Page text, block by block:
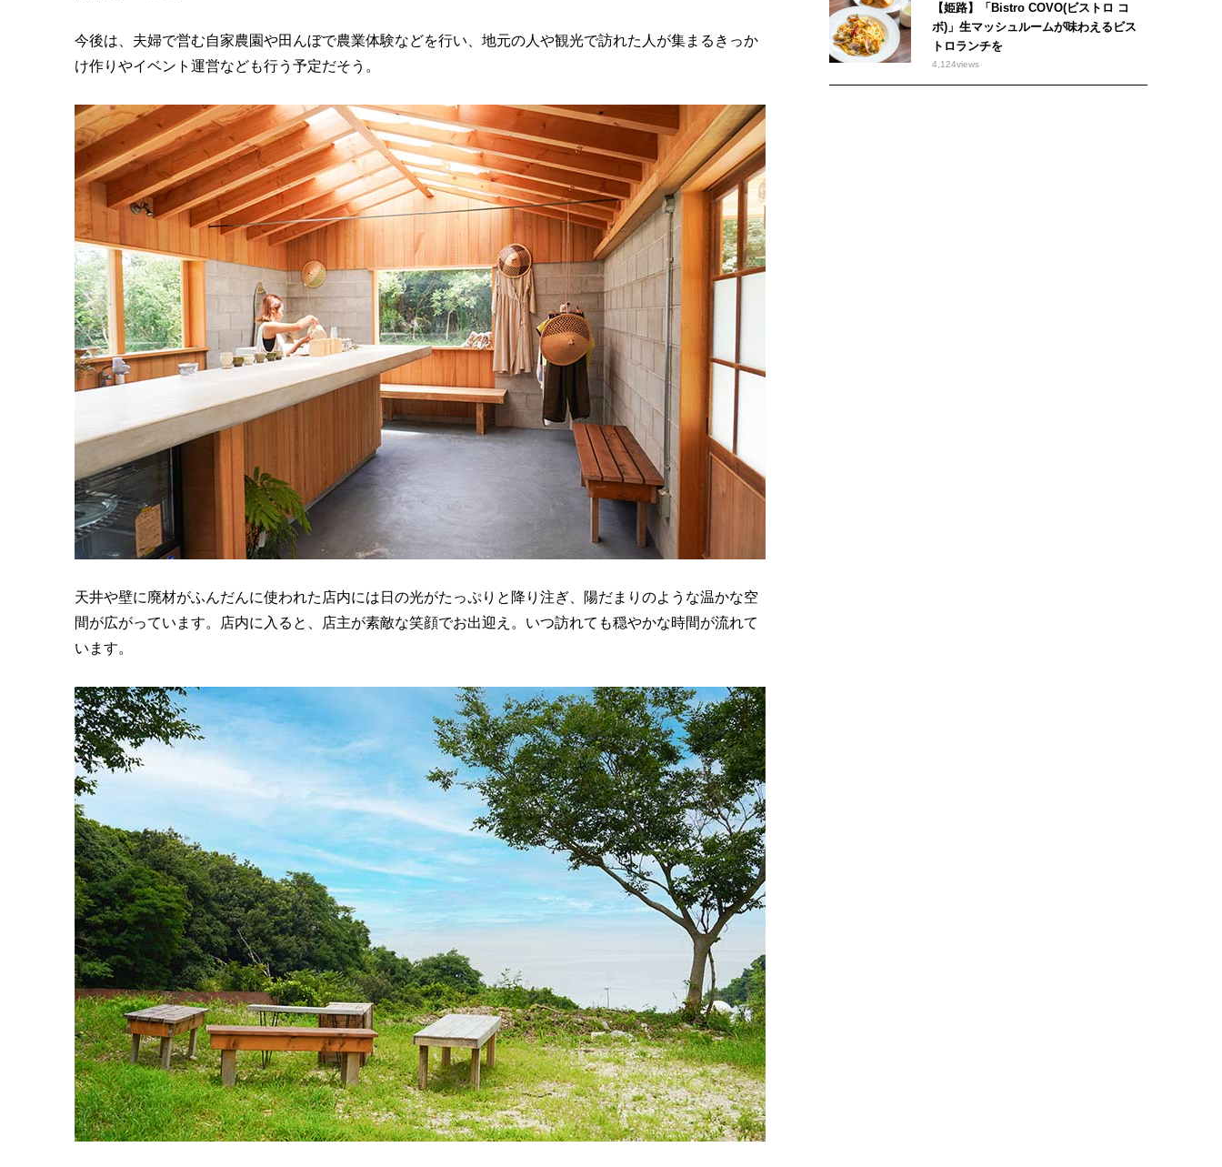
今後は、夫婦で営む自家農園や田んぼで農業体験などを行い、地元の人や観光で訪れた人が集まるきっか
け作りやイベント運営なども行う予定だそう。
天井や壁に廃材がふんだんに使われた店内には日の光がたっぷりと降り注ぎ、陽だまりのような温かな空
間が広がっています。店内に入ると、店主が素敵な笑顔でお出迎え。いつ訪れても穏やかな時間が流れて
います。
【姫路】「Bistro COVO(ビストロ コ
ボ)」生マッシュルームが味わえるビス
トロランチを
4,124views